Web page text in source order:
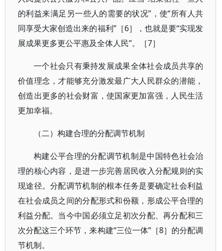
的利益来满足另一些人的需要的状况”，使“所有人共
同享受大家创造出来的福利”［6］，也就是要“实现发
展成果更多更公平惠及全体人民”。［7］
一个社会只有秉持发展成果全体社会成员共享的
价值理念，才能够充分激发最广大人民群众的潜能，
创造出更多的社会财富，使国家更加富强，人民生活
更加幸福。
（二）构建合理的分配调节机制
构建公平合理的分配调节机制是中国特色社会治
理的核心内容，是进一步完善居民收入分配规则的实
现途径。分配调节机制的根本任务是要确定社会利益
在社会成员之间的分配形式和份额，形成公平合理的
利益分配。当今中国必须立足初次分配、再分配和三
次分配这三个环节，来构建“三位一体”［8］的分配调
节机制。